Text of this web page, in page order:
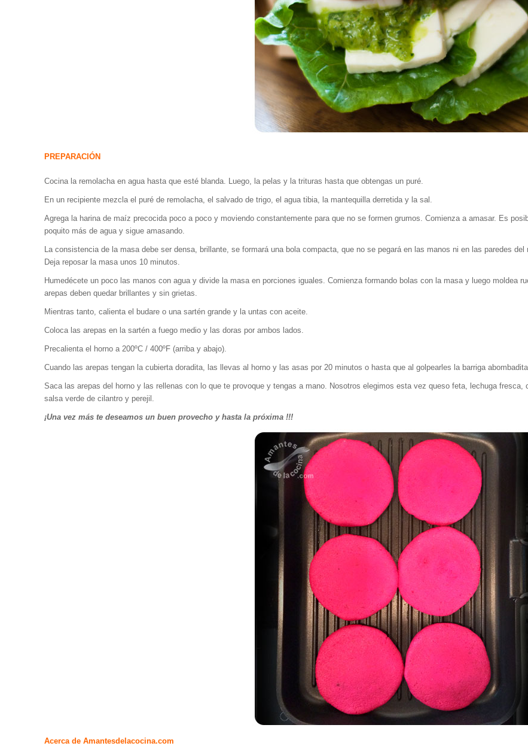
PREPARACIÓN
Cocina la remolacha en agua hasta que esté blanda. Luego, la pelas y la trituras hasta que obtengas un puré.
En un recipiente mezcla el puré de remolacha, el salvado de trigo, el agua tibia, la mantequilla derretida y la sal.
Agrega la harina de maíz precocida poco a poco y moviendo constantemente para que no se formen grumos. Comienza a amasar. Es
poquito más de agua y sigue amasando.
La consistencia de la masa debe ser densa, brillante, se formará una bola compacta, que no se pegará en las manos ni en las paredes
Deja reposar la masa unos 10 minutos.
Humedécete un poco las manos con agua y divide la masa en porciones iguales. Comienza formando bolas con la masa y luego moldea
arepas deben quedar brillantes y sin grietas.
Mientras tanto, calienta el budare o una sartén grande y la untas con aceite.
Coloca las arepas en la sartén a fuego medio y las doras por ambos lados.
Precalienta el horno a 200ºC / 400ºF (arriba y abajo).
Cuando las arepas tengan la cubierta doradita, las llevas al horno y las asas por 20 minutos o hasta que al golpearles la barriga
Saca las arepas del horno y las rellenas con lo que te provoque y tengas a mano. Nosotros elegimos esta vez queso feta, lechuga
salsa verde de cilantro y perejil.
¡Una vez más te deseamos un buen provecho y hasta la próxima !!!
Acerca de Amantesdelacocina.com